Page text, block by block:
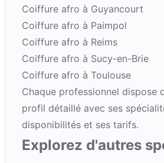
Coiffure afro à Guyancourt
Coiffure afro à Paimpol
Coiffure afro à Reims
Coiffure afro à Sucy-en-Brie
Coiffure afro à Toulouse
Chaque professionnel dispose
profil détaillé avec ses
disponibilités et ses tarifs.
Explorez d'autres